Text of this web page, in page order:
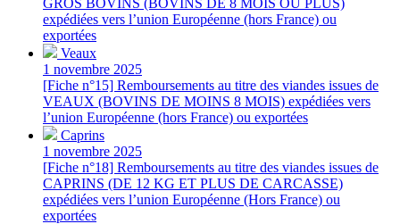
expédiées vers l’union Européenne (hors France) ou
exportées
Veaux
1 novembre 2025
[Fiche n°15] Remboursements au titre des viandes issues de
VEAUX (BOVINS DE MOINS 8 MOIS) expédiées vers
l’union Européenne (hors France) ou exportées
Caprins
1 novembre 2025
[Fiche n°18] Remboursements au titre des viandes issues de
CAPRINS (DE 12 KG ET PLUS DE CARCASSE)
expédiées vers l’union Européenne (Hors France) ou
exportées